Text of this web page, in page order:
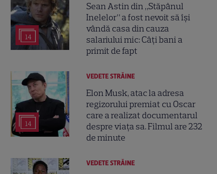
14
Sean Astin din „Stăpânul
Inelelor” a fost nevoit să își
vândă casa din cauza
salariului mic: Câți bani a
primit de fapt
14
VEDETE STRĂINE
Elon Musk, atac la adresa
regizorului premiat cu Oscar
care a realizat documentarul
despre viața sa. Filmul are 232
de minute
VEDETE STRĂINE